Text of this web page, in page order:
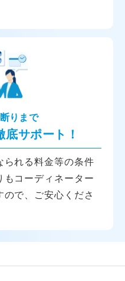
りまで
サポート！
られる料金等の条件
コーディネーター
で、ご安心くださ